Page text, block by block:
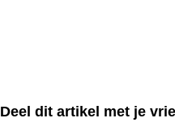
Deel dit artikel met je